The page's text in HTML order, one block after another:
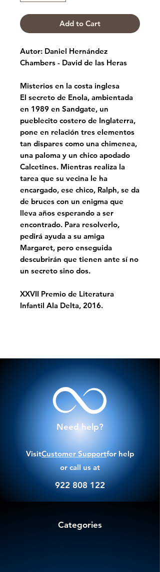
Add to Cart
Autor: Daniel Hernández
Chambers - David de las Heras
Misterios en la costa inglesa
El secreto de Enola, ambientada
en 1989 en Sandgate, un
pueblecito costero de Inglaterra,
pone en relación tres elementos
tan dispares como una chimenea,
una paloma y un chico apodado
Calcetines. Mientras realiza la
tarea que su vecina le ha
encargado, ese chico, Ralph, se da
de bruces con un enigma que
lleva años esperando a ser
encontrado. Para resolverlo,
pedirá ayuda a su amiga
Margaret, pero enseguida
descubrirán que tienen ante sí no
un secreto sino dos.
XXVII Premio de Literatura
Infantil Ala Delta, 2016.
Need help?
VisitCustomer Supportfor help
or call us at
922 808 122
Categories